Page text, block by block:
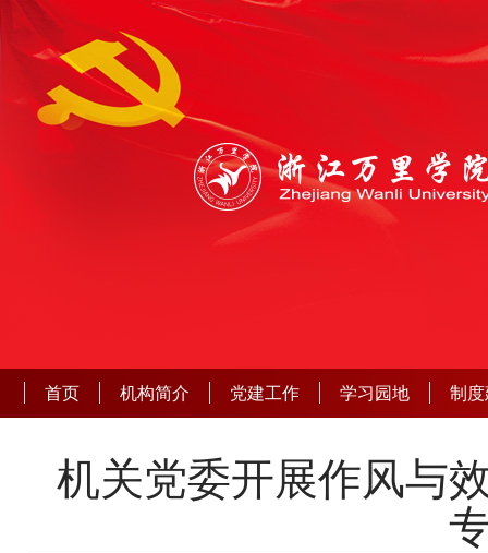
首页 机构简介 党建工作 学习园地 制
机关党委开展作风与